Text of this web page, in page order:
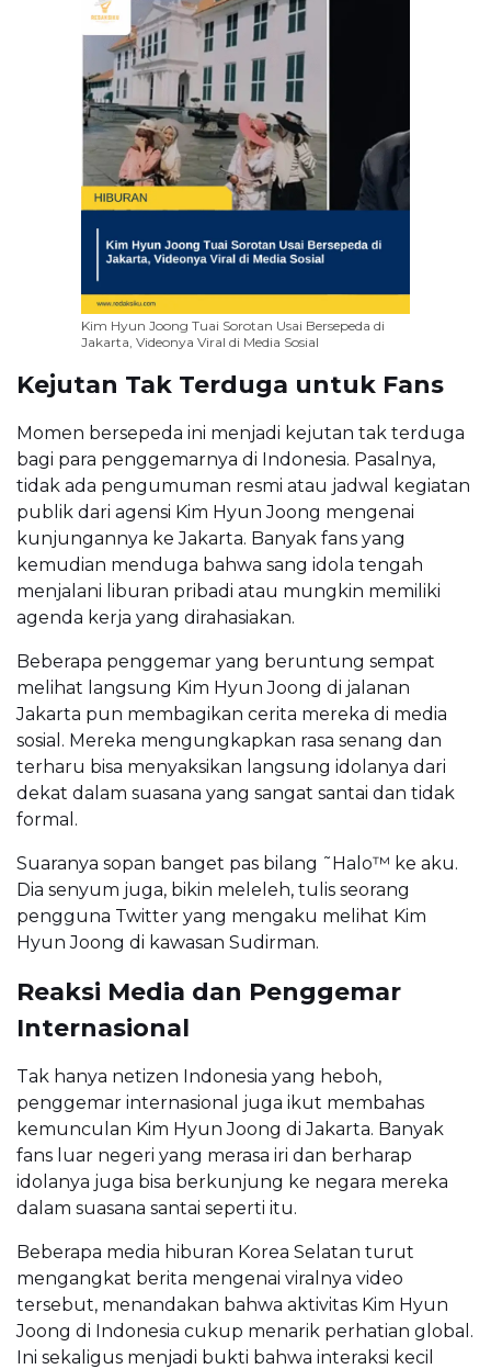
Kim Hyun Joong Tuai Sorotan Usai Bersepeda di
Jakarta, Videonya Viral di Media Sosial
Kejutan Tak Terduga untuk Fans
Momen bersepeda ini menjadi kejutan tak terduga
bagi para penggemarnya di Indonesia. Pasalnya,
tidak ada pengumuman resmi atau jadwal kegiatan
publik dari agensi Kim Hyun Joong mengenai
kunjungannya ke Jakarta. Banyak fans yang
kemudian menduga bahwa sang idola tengah
menjalani liburan pribadi atau mungkin memiliki
agenda kerja yang dirahasiakan.
Beberapa penggemar yang beruntung sempat
melihat langsung Kim Hyun Joong di jalanan
Jakarta pun membagikan cerita mereka di media
sosial. Mereka mengungkapkan rasa senang dan
terharu bisa menyaksikan langsung idolanya dari
dekat dalam suasana yang sangat santai dan tidak
formal.
Suaranya sopan banget pas bilang ˜Halo™ ke aku.
Dia senyum juga, bikin meleleh, tulis seorang
pengguna Twitter yang mengaku melihat Kim
Hyun Joong di kawasan Sudirman.
Reaksi Media dan Penggemar
Internasional
Tak hanya netizen Indonesia yang heboh,
penggemar internasional juga ikut membahas
kemunculan Kim Hyun Joong di Jakarta. Banyak
fans luar negeri yang merasa iri dan berharap
idolanya juga bisa berkunjung ke negara mereka
dalam suasana santai seperti itu.
Beberapa media hiburan Korea Selatan turut
mengangkat berita mengenai viralnya video
tersebut, menandakan bahwa aktivitas Kim Hyun
Joong di Indonesia cukup menarik perhatian global.
Ini sekaligus menjadi bukti bahwa interaksi kecil